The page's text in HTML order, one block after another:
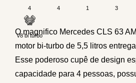
4 4 1 3
V8 bi turbo
O magnifico Mercedes CLS 63
motor bi-turbo de 5,5 litros
Esse poderoso cupê de design
capacidade para 4 pessoas,